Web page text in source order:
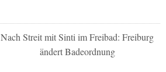
Nach Streit mit Sinti im Freibad: Freiburg
ändert Badeordnung